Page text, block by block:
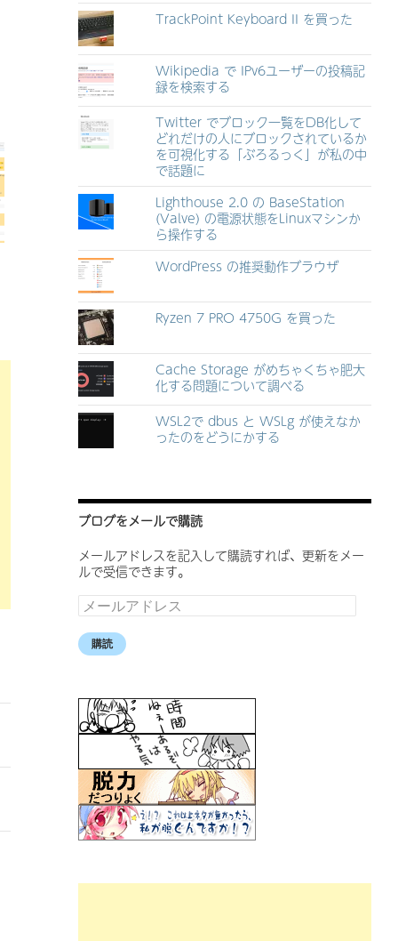
TrackPoint Keyboard II を買った
Wikipedia で IPv6ユーザーの投稿記
録を検索する
Twitter でブロック一覧をDB化して
どれだけの人にブロックされているか
を可視化する「ぶろるっく」が私の中
で話題に
Lighthouse 2.0 の BaseStation
(Valve) の電源状態をLinuxマシンか
ら操作する
WordPress の推奨動作ブラウザ
Ryzen 7 PRO 4750G を買った
Cache Storage がめちゃくちゃ肥大
化する問題について調べる
WSL2で dbus と WSLg が使えなか
ったのをどうにかする
ブログをメールで購読
メールアドレスを記入して購読すれば、更新をメー
ルで受信できます。
メ
ー
ル
ア
ス
購読